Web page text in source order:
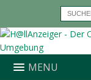
MENU